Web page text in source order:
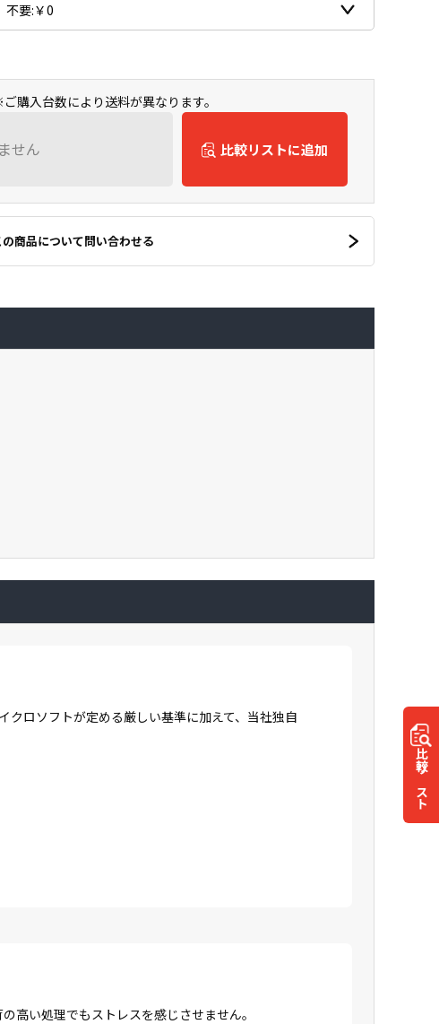
入台数により送料が異なります。
せん 比較リストに追加
の商品について問い合わせる
比較
リスト
クロソフトが定める厳しい基準に加えて、当社独自
高い処理でもストレスを感じさせません。